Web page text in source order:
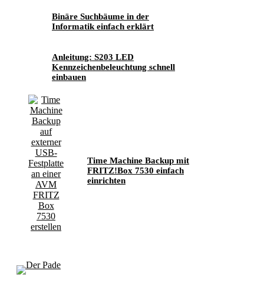
Binäre Suchbäume in der
Informatik einfach erklärt
Anleitung: S203 LED
Kennzeichenbeleuchtung schnell
einbauen
Time Machine Backup mit
FRITZ!Box 7530 einfach
einrichten